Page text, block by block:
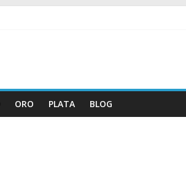
ORO PLATA BLOG